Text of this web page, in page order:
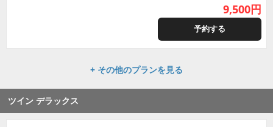
9,500円
予約する
+ その他のプランを見る
ツイン デラックス